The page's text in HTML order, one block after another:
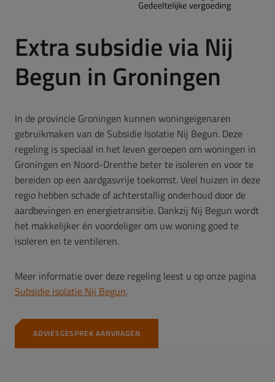
Extra subsidie via Nij
Begun in Groningen
In de provincie Groningen kunnen woningeigenaren
gebruikmaken van de Subsidie Isolatie Nij Begun. Deze
regeling is speciaal in het leven geroepen om woningen in
Groningen en Noord-Drenthe beter te isoleren en voor te
bereiden op een aardgasvrije toekomst. Veel huizen in deze
regio hebben schade of achterstallig onderhoud door de
aardbevingen en energietransitie. Dankzij Nij Begun wordt
het makkelijker én voordeliger om uw woning goed te
isoleren en te ventileren.
Meer informatie over deze regeling leest u op onze pagina
Subsidie isolatie Nij Begun.
ADVIESGESPREK AANVRAGEN